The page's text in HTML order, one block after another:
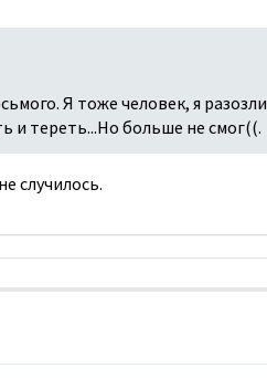
Я тоже человек, я
и тереть...Но больше не смог((.
случилось.